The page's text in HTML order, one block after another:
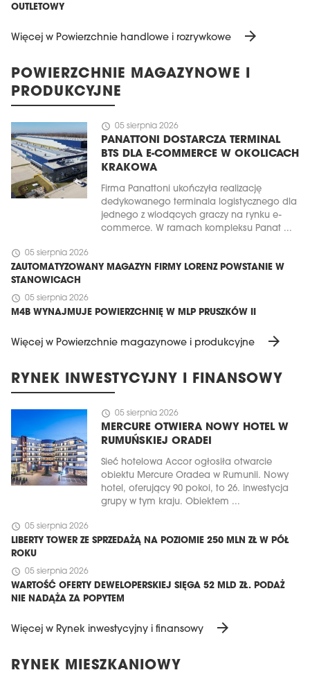
OUTLETOWY
Więcej w Powierzchnie handlowe i rozrywkowe arrow_forward
POWIERZCHNIE MAGAZYNOWE I
PRODUKCYJNE
schedule 05 sierpnia 2026
PANATTONI DOSTARCZA TERMINAL
BTS DLA E-COMMERCE W OKOLICACH
KRAKOWA
Firma Panattoni ukończyła realizację
dedykowanego terminala logistycznego dla
jednego z wiodących graczy na rynku e-
commerce. W ramach kompleksu Panat ...
schedule 05 sierpnia 2026
ZAUTOMATYZOWANY MAGAZYN FIRMY LORENZ POWSTANIE W
STANOWICACH
schedule 05 sierpnia 2026
M4B WYNAJMUJE POWIERZCHNIĘ W MLP PRUSZKÓW II
Więcej w Powierzchnie magazynowe i produkcyjne arrow_forward
RYNEK INWESTYCYJNY I FINANSOWY
schedule 05 sierpnia 2026
MERCURE OTWIERA NOWY HOTEL W
RUMUŃSKIEJ ORADEI
Sieć hotelowa Accor ogłosiła otwarcie
obiektu Mercure Oradea w Rumunii. Nowy
hotel, oferujący 90 pokoi, to 26. inwestycja
grupy w tym kraju. Obiektem ...
schedule 05 sierpnia 2026
LIBERTY TOWER ZE SPRZEDAŻĄ NA POZIOMIE 250 MLN ZŁ W PÓŁ
ROKU
schedule 05 sierpnia 2026
WARTOŚĆ OFERTY DEWELOPERSKIEJ SIĘGA 52 MLD ZŁ. PODAŻ
NIE NADĄŻA ZA POPYTEM
Więcej w Rynek inwestycyjny i finansowy arrow_forward
RYNEK MIESZKANIOWY